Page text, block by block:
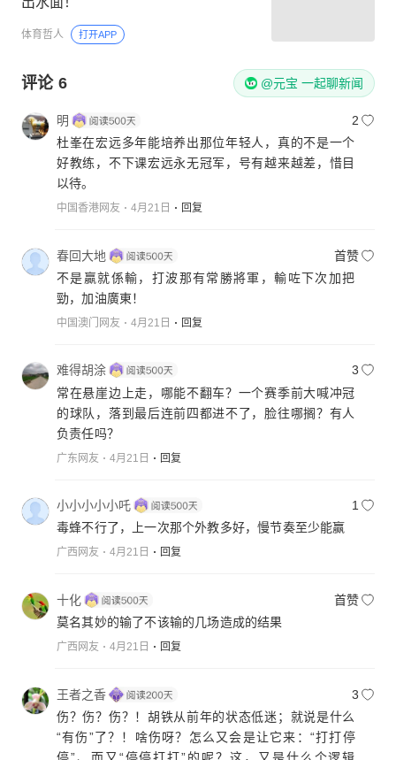
体育哲人 打开APP
评论 6 @元宝 一起聊新闻
明
2
杜峯在宏远多年能培养出那位年轻人，真的不是一个
好教练，不下课宏远永无冠军，号有越来越差，惜目
以待。
中国香港网友 4月21日 回复
春回大地
首赞
不是贏就係輸，打波那有常勝將軍，輸咗下次加把
勁，加油廣東！
中国澳门网友 4月21日 回复
难得胡涂
3
常在悬崖边上走，哪能不翻车？一个赛季前大喊冲冠
的球队，落到最后连前四都进不了，脸往哪搁？有人
负责任吗？
广东网友 4月21日 回复
小小小小小吒
1
毒蜂不行了，上一次那个外教多好，慢节奏至少能赢
广西网友 4月21日 回复
十化
首赞
莫名其妙的输了不该输的几场造成的结果
广西网友 4月21日 回复
王者之香
3
伤？伤？伤？！胡铁从前年的状态低迷；就说是什么
“有伤”了？！啥伤呀？怎么又会是让它来：“打打停